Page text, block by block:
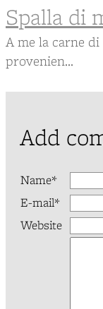
Spalla di
A me la carne
provenien...
Add
Name*
E-mail*
Website